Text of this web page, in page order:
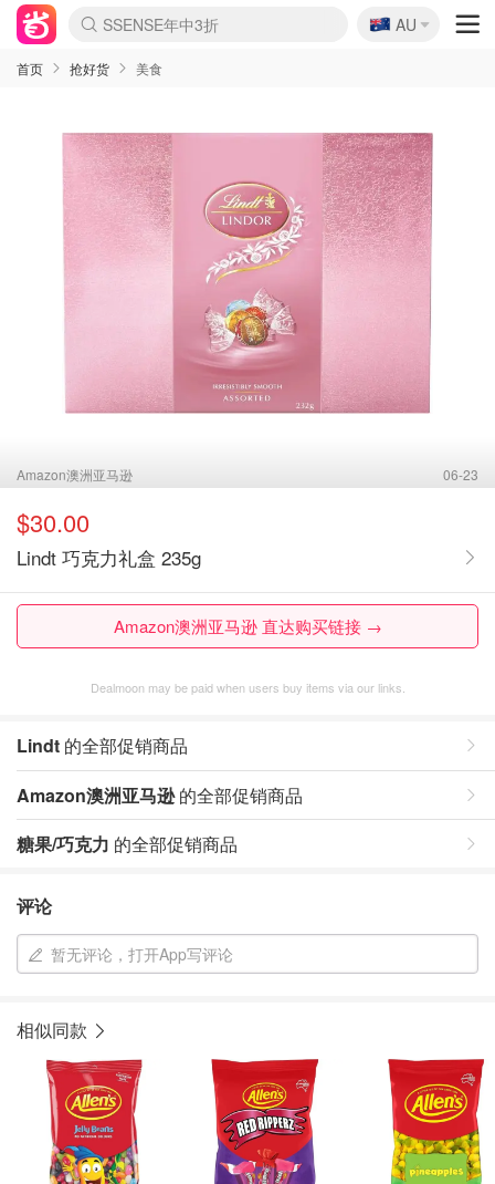
lululemon折扣上新
Sasa美妆护肤3.5折
SSENSE年中3折
FreshBeauty好价汇总
Cettire降价+叠9折
WWS Coles超市实拍
viagogo二手票捡漏
Myer超级周末1折
The Outnet奢牌1折起
David Jones 3折起
Flannels大牌1折
Perfumes Club护肤1折
AMIRO返校季6.2折
Amazon折扣汇总
eToro入金$200送$50
Amazon数码好物
ICONIC本周7.5折
ThedoubleF高奢地板价
Moose Knuckles 6折
丝芙兰5折起
EUFY官网3.7折起
Selenichast首饰2折
Trip机票酒店促销
YSL送5件彩妆礼
Amazon家居好物
Amazon美妆护肤
雅漾大喷$8
过敏原检测盒$33
伊索独家赠50ml沐浴露
科颜氏清仓3折
SEALIFE海洋馆门票6折
丝塔芙大白罐$16
订阅Newsletter送香薰
Cult Beauty 6.8折
Harrods圣诞日历2.3折
LN-CC奢牌私促3折
d'Alba空姐喷雾$16
EVE LOM套装逆天2折
Bernardelli独家4折
Adore Beauty 6折起
CT圣诞日历
Mytheresa奢品2.7折
Luxury Escapes 9折
Currentbody美容仪9折
MOON Garden Live
Roborock扫地机3.7折
Tingo Life水杯$24
Valentino官网5折
CR洗发护发6.3折
修丽可套装7.4折
Myer彩妆2件7折
GANNI官网4.5折
Stylevana韩妆4折
Tessabit高奢8.5折
OGX洗护4折
Amazon阿德莱德次日达
卡诗8.5折+赠礼
Philips Hue灯具8折
🇦🇺
AU
首页 抢好货 美食
Amazon澳洲亚马逊 06-23
$30.00
Lindt 巧克力礼盒 235g
Amazon澳洲亚马逊 直达购买链接 →
Dealmoon may be paid when users buy items via our links.
Lindt 的全部促销商品
Amazon澳洲亚马逊的全部促销商品
糖果/巧克力 的全部促销商品
评论
暂无评论，打开App写评论
相似同款